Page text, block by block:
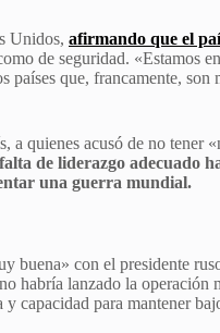
Unidos, afirmando que el
de seguridad. «Estamos
países que, francamente, son
a quienes acusó de no tener
de liderazgo adecuado
una guerra mundial.
buena» con el presidente
habría lanzado la operación
capacidad para mantener